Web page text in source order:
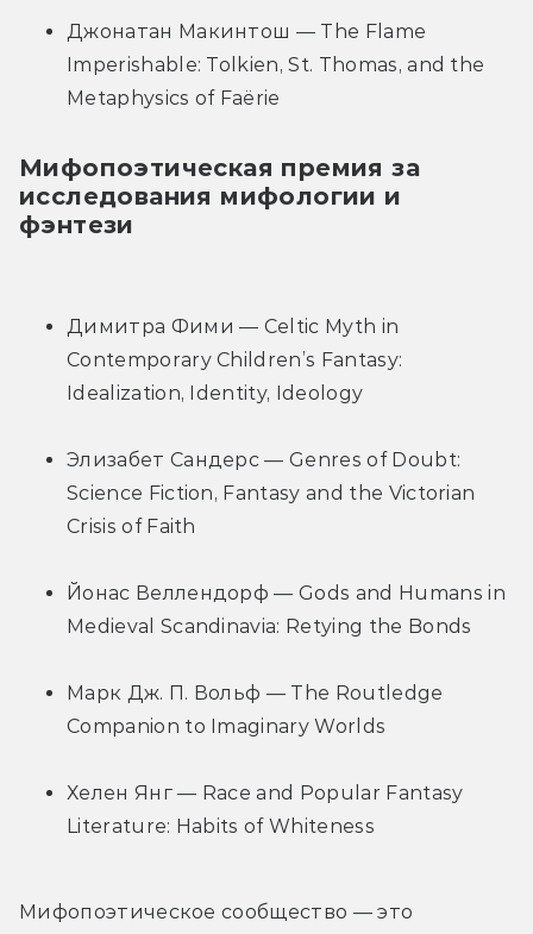
Джонатан Макинтош — The Flame
Imperishable: Tolkien, St. Thomas, and the
Metaphysics of Faërie
Мифопоэтическая премия за
исследования мифологии и
фэнтези
Димитра Фими — Celtic Myth in
Contemporary Children’s Fantasy:
Idealization, Identity, Ideology
Элизабет Сандерс — Genres of Doubt:
Science Fiction, Fantasy and the Victorian
Crisis of Faith
Йонас Веллендорф — Gods and Humans in
Medieval Scandinavia: Retying the Bonds
Марк Дж. П. Вольф — The Routledge
Companion to Imaginary Worlds
Хелен Янг — Race and Popular Fantasy
Literature: Habits of Whiteness
Мифопоэтическое сообщество — это